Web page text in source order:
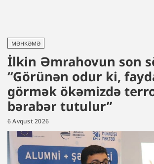
MƏHKƏMƏ
İlkin Əmrahovun son
“Görünən odur ki,
görmək ökəmizdə
bərabər tutulur”
6 Avqust 2026